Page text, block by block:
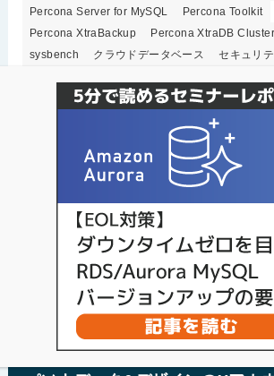
Percona Server for MySQL
Percona Toolkit
Percona XtraBackup
Percona XtraDB Cluster
sysbench
クラウドデータベース
セキュリ